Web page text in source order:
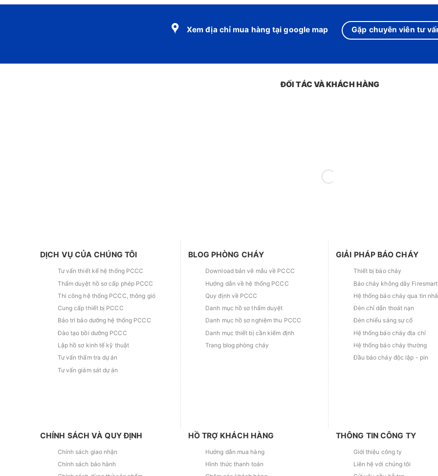
Xem địa chỉ mua hàng tại google map Gặp chuyên viên tư
ĐỐI TÁC VÀ KHÁCH HÀNG
DỊCH VỤ CỦA CHÚNG TÔI
Tư vấn thiết kế hệ thống PCCC
Thẩm duyệt hồ sơ cấp phép PCCC
Thi công hệ thống PCCC, thông gió
Cung cấp thiết bị PCCC
Bảo trì bảo dưỡng hệ thống PCCC
Đào tạo bồi dưỡng PCCC
Lập hồ sơ kinh tế kỹ thuật
Tư vấn thẩm tra dự án
Tư vấn giám sát dự án
BLOG PHÒNG CHÁY
Download bản vẽ mẫu về PCCC
Hướng dẫn về hệ thống PCCC
Quy định về PCCC
Danh mục hồ sơ thẩm duyệt
Danh mục hồ sơ nghiệm thu PCCC
Danh mục thiết bị cần kiểm định
Trang blog phòng cháy
GIẢI PHÁP BÁO CHÁY
Thiết bị báo cháy
Báo cháy không dây Firesmart
Hệ thống báo cháy qua tin
Đèn chỉ dẫn thoát nạn
Đèn chiếu sáng sự cố
Hệ thống báo cháy địa chỉ
Hệ thống báo cháy thường
Đầu báo cháy độc lập - pin
CHÍNH SÁCH VÀ QUY ĐỊNH
Chính sách giao nhận
Chính sách bảo hành
HỒ TRỢ KHÁCH HÀNG
Hướng dẫn mua hàng
Hình thức thanh toán
THÔNG TIN CÔNG TY
Giới thiệu công ty
Liên hệ với chúng tôi